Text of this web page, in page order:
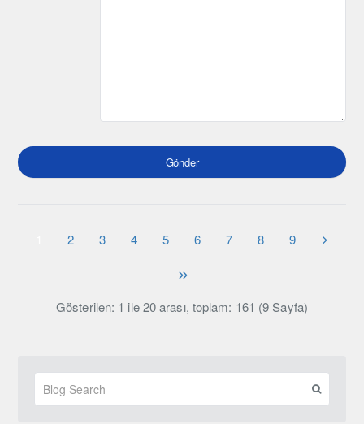
Gönder
2 3 4 5 6 7 8 9
Gösterilen: 1 ile 20 arası, toplam: 161 (9 Sayfa)